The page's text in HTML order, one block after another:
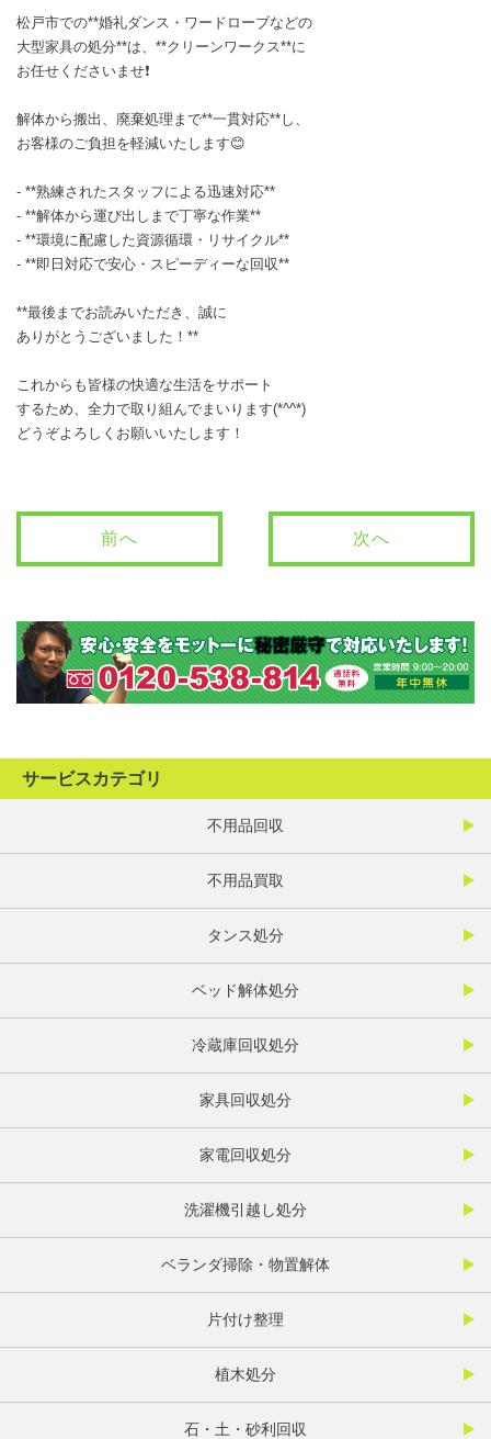
松戸市での**婚礼ダンス・ワードローブなどの
大型家具の処分**は、**クリーンワークス**に
お任せくださいませ❗
解体から搬出、廃棄処理まで**一貫対応**し、
お客様のご負担を軽減いたします😊
- **熟練されたスタッフによる迅速対応**
- **解体から運び出しまで丁寧な作業**
- **環境に配慮した資源循環・リサイクル**
- **即日対応で安心・スピーディーな回収**
**最後までお読みいただき、誠に
ありがとうございました！**
これからも皆様の快適な生活をサポート
するため、全力で取り組んでまいります(*^^*)
どうぞよろしくお願いいたします！
前へ 次へ
サービスカテゴリ
不用品回収
不用品買取
タンス処分
ベッド解体処分
冷蔵庫回収処分
家具回収処分
家電回収処分
洗濯機引越し処分
ベランダ掃除・物置解体
片付け整理
植木処分
石・土・砂利回収